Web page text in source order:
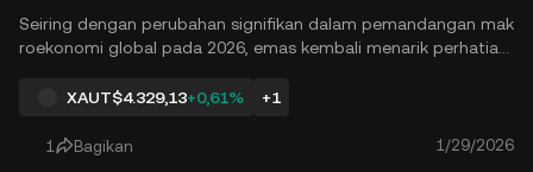
Seiring dengan perubahan signifikan dalam pemandangan mak
roekonomi global pada 2026, emas kembali menarik perhatian
al harga emas secara resmi telah melebihi $5.500 per ons taha
XAUT$4.329,13+0,61% +1
1 Bagikan 1/29/2026